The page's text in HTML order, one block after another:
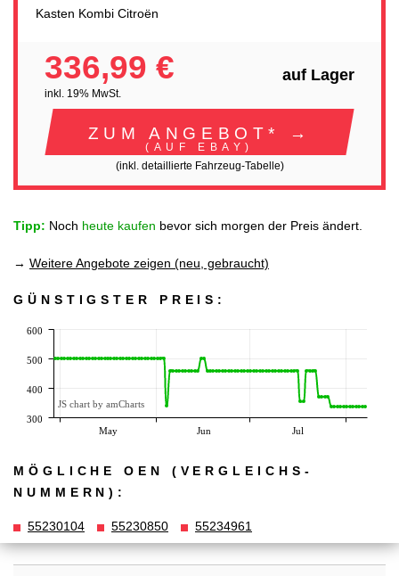
Kasten Kombi Citroën
336,99 €
inkl. 19% MwSt.
auf Lager
ZUM ANGEBOT* →
(AUF EBAY)
(inkl. detaillierte Fahrzeug-Tabelle)
Tipp: Noch heute kaufen bevor sich morgen der Preis ändert.
→ Weitere Angebote zeigen (neu, gebraucht)
GÜNSTIGSTER PREIS:
May Jun Jul
300
400
500
600
JS chart by amCharts
MÖGLICHE OEN (VERGLEICHS­
NUMMERN):
55230104 55230850 55234961